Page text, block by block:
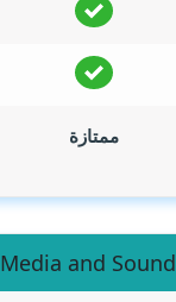
ممتازة
Media and Sound